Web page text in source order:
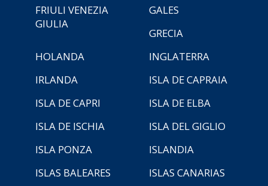
FRIULI VENEZIA
GIULIA
GALES
GRECIA
HOLANDA
INGLATERRA
IRLANDA
ISLA DE CAPRAIA
ISLA DE CAPRI
ISLA DE ELBA
ISLA DE ISCHIA
ISLA DEL GIGLIO
ISLA PONZA
ISLANDIA
ISLAS BALEARES
ISLAS CANARIAS